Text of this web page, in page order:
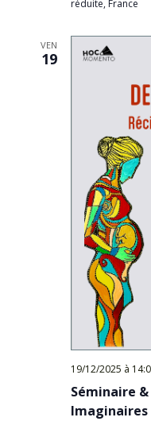
réduite, France
VEN
19
19/12/2025 à
Séminaire
Imaginaires